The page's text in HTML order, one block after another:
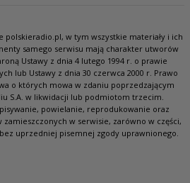
polskieradio.pl, w tym wszystkie materiały i ich
samego serwisu mają charakter utworów
Ustawy z dnia 4 lutego 1994 r. o prawie
lub Ustawy z dnia 30 czerwca 2000 r. Prawo
o których mowa w zdaniu poprzedzającym
S.A. w likwidacji lub podmiotom trzecim.
powielanie, reprodukowanie oraz
w serwisie, zarówno w części,
uprzedniej pisemnej zgody uprawnionego.